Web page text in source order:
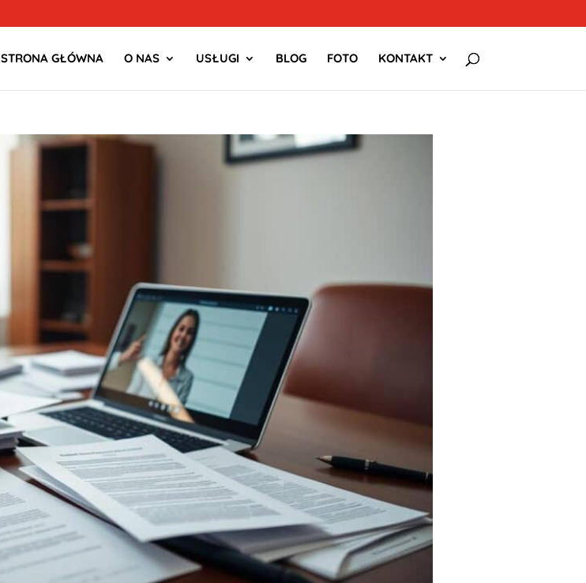
STRONA GŁÓWNA O NAS USŁUGI BLOG FOTO KONTAKT